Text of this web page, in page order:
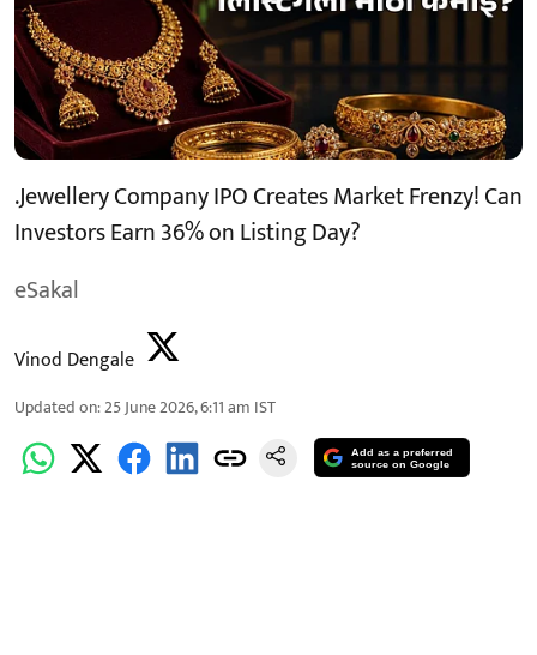
.Jewellery Company IPO Creates Market Frenzy! Can
Investors Earn 36% on Listing Day?
eSakal
Vinod Dengale
Updated on:25 June 2026, 6:11 am IST
Add as a preferred
source on Google